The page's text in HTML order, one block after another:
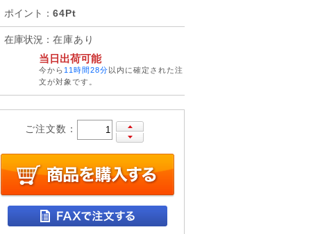
ポイント ： 64Pt
在庫状況 ： 在庫あり
当日出荷可能
今から 11時間28分以内に確定された注
文が対象です。
ご注文数：